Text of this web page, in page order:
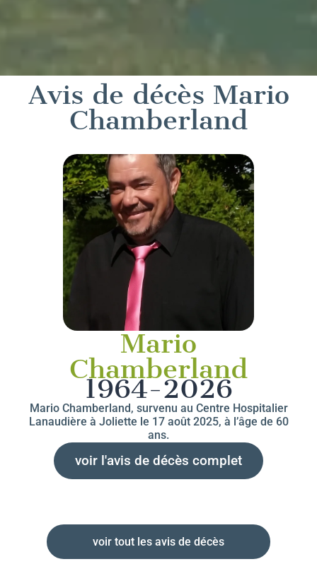
Avis de décès Mario
Chamberland
Mario
Chamberland
1964-2026
Mario Chamberland, survenu au Centre Hospitalier
Lanaudière à Joliette le 17 août 2025, à l’âge de 60
ans.
voir l'avis de décès complet
voir tout les avis de décès